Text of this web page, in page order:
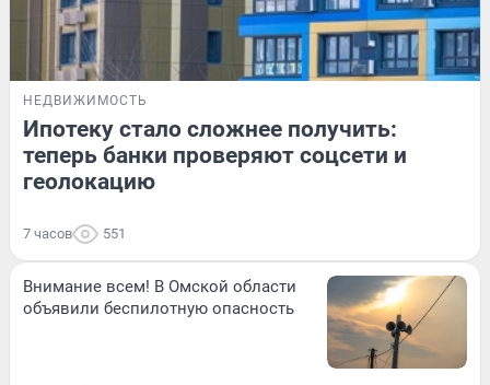
НЕДВИЖИМОСТЬ
Ипотеку стало сложнее получить:
теперь банки проверяют соцсети и
геолокацию
7 часов 551
Внимание всем! В Омской области
объявили беспилотную опасность